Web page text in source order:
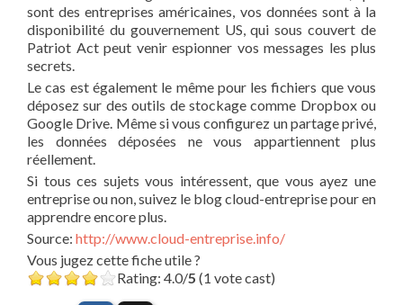
sont des entreprises américaines, vos données sont à la
disponibilité du gouvernement US, qui sous couvert de
Patriot Act peut venir espionner vos messages les plus
secrets.
Le cas est également le même pour les fichiers que vous
déposez sur des outils de stockage comme Dropbox ou
Google Drive. Même si vous configurez un partage privé,
les données déposées ne vous appartiennent plus
réellement.
Si tous ces sujets vous intéressent, que vous ayez une
entreprise ou non, suivez le blog cloud-entreprise pour en
apprendre encore plus.
Source: http://www.cloud-entreprise.info/
Vous jugez cette fiche utile ?
Rating: 4.0/5 (1 vote cast)